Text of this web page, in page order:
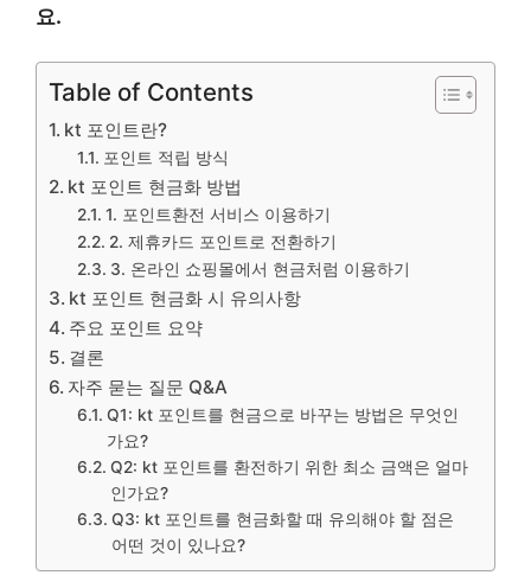
요.
Table of Contents
kt 포인트란?
포인트 적립 방식
kt 포인트 현금화 방법
1. 포인트환전 서비스 이용하기
2. 제휴카드 포인트로 전환하기
3. 온라인 쇼핑몰에서 현금처럼 이용하기
kt 포인트 현금화 시 유의사항
주요 포인트 요약
결론
자주 묻는 질문 Q&A
Q1: kt 포인트를 현금으로 바꾸는 방법은 무엇인
가요?
Q2: kt 포인트를 환전하기 위한 최소 금액은 얼마
인가요?
Q3: kt 포인트를 현금화할 때 유의해야 할 점은
어떤 것이 있나요?